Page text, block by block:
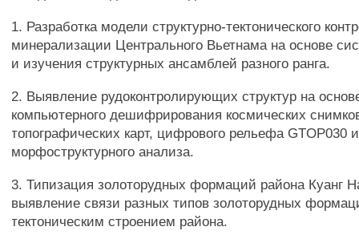
1. Разработка модели структурно-тектонического
минерализации Центрального Вьетнама на основе
и изучения структурных ансамблей разного ранга.
2. Выявление рудоконтролирующих структур на
компьютерного дешифрирования космических
топографических карт, цифрового рельефа GTOP030 и
морфоструктурного анализа.
3. Типизация золоторудных формаций района Куанг
выявление связи разных типов золоторудных
тектоническим строением района.